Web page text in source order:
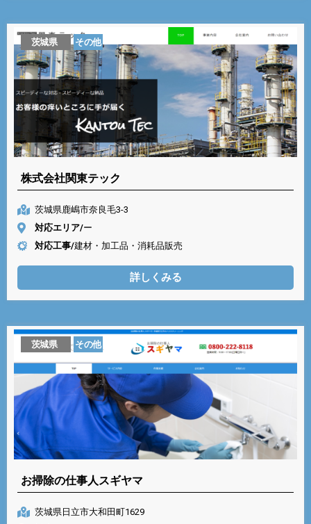
茨城県 その他
株式会社関東テック
茨城県鹿嶋市奈良毛3-3
対応エリア/ー
対応工事/建材・加工品・消耗品販売
詳しくみる
茨城県 その他
お掃除の仕事人スギヤマ
茨城県日立市大和田町1629